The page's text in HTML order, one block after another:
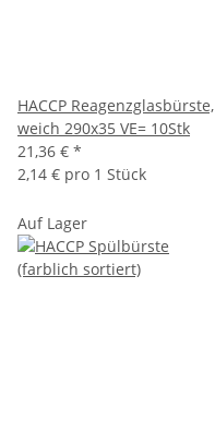
HACCP Reagenzglasbürste,
weich 290x35 VE= 10Stk
21,36 € *
2,14 € pro 1 Stück
Auf Lager